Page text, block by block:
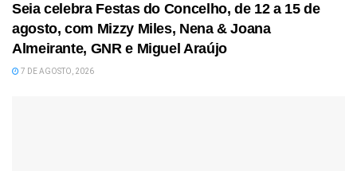
Seia celebra Festas do Concelho, de 12 a 15 de
agosto, com Mizzy Miles, Nena & Joana
Almeirante, GNR e Miguel Araújo
7 DE AGOSTO, 2026